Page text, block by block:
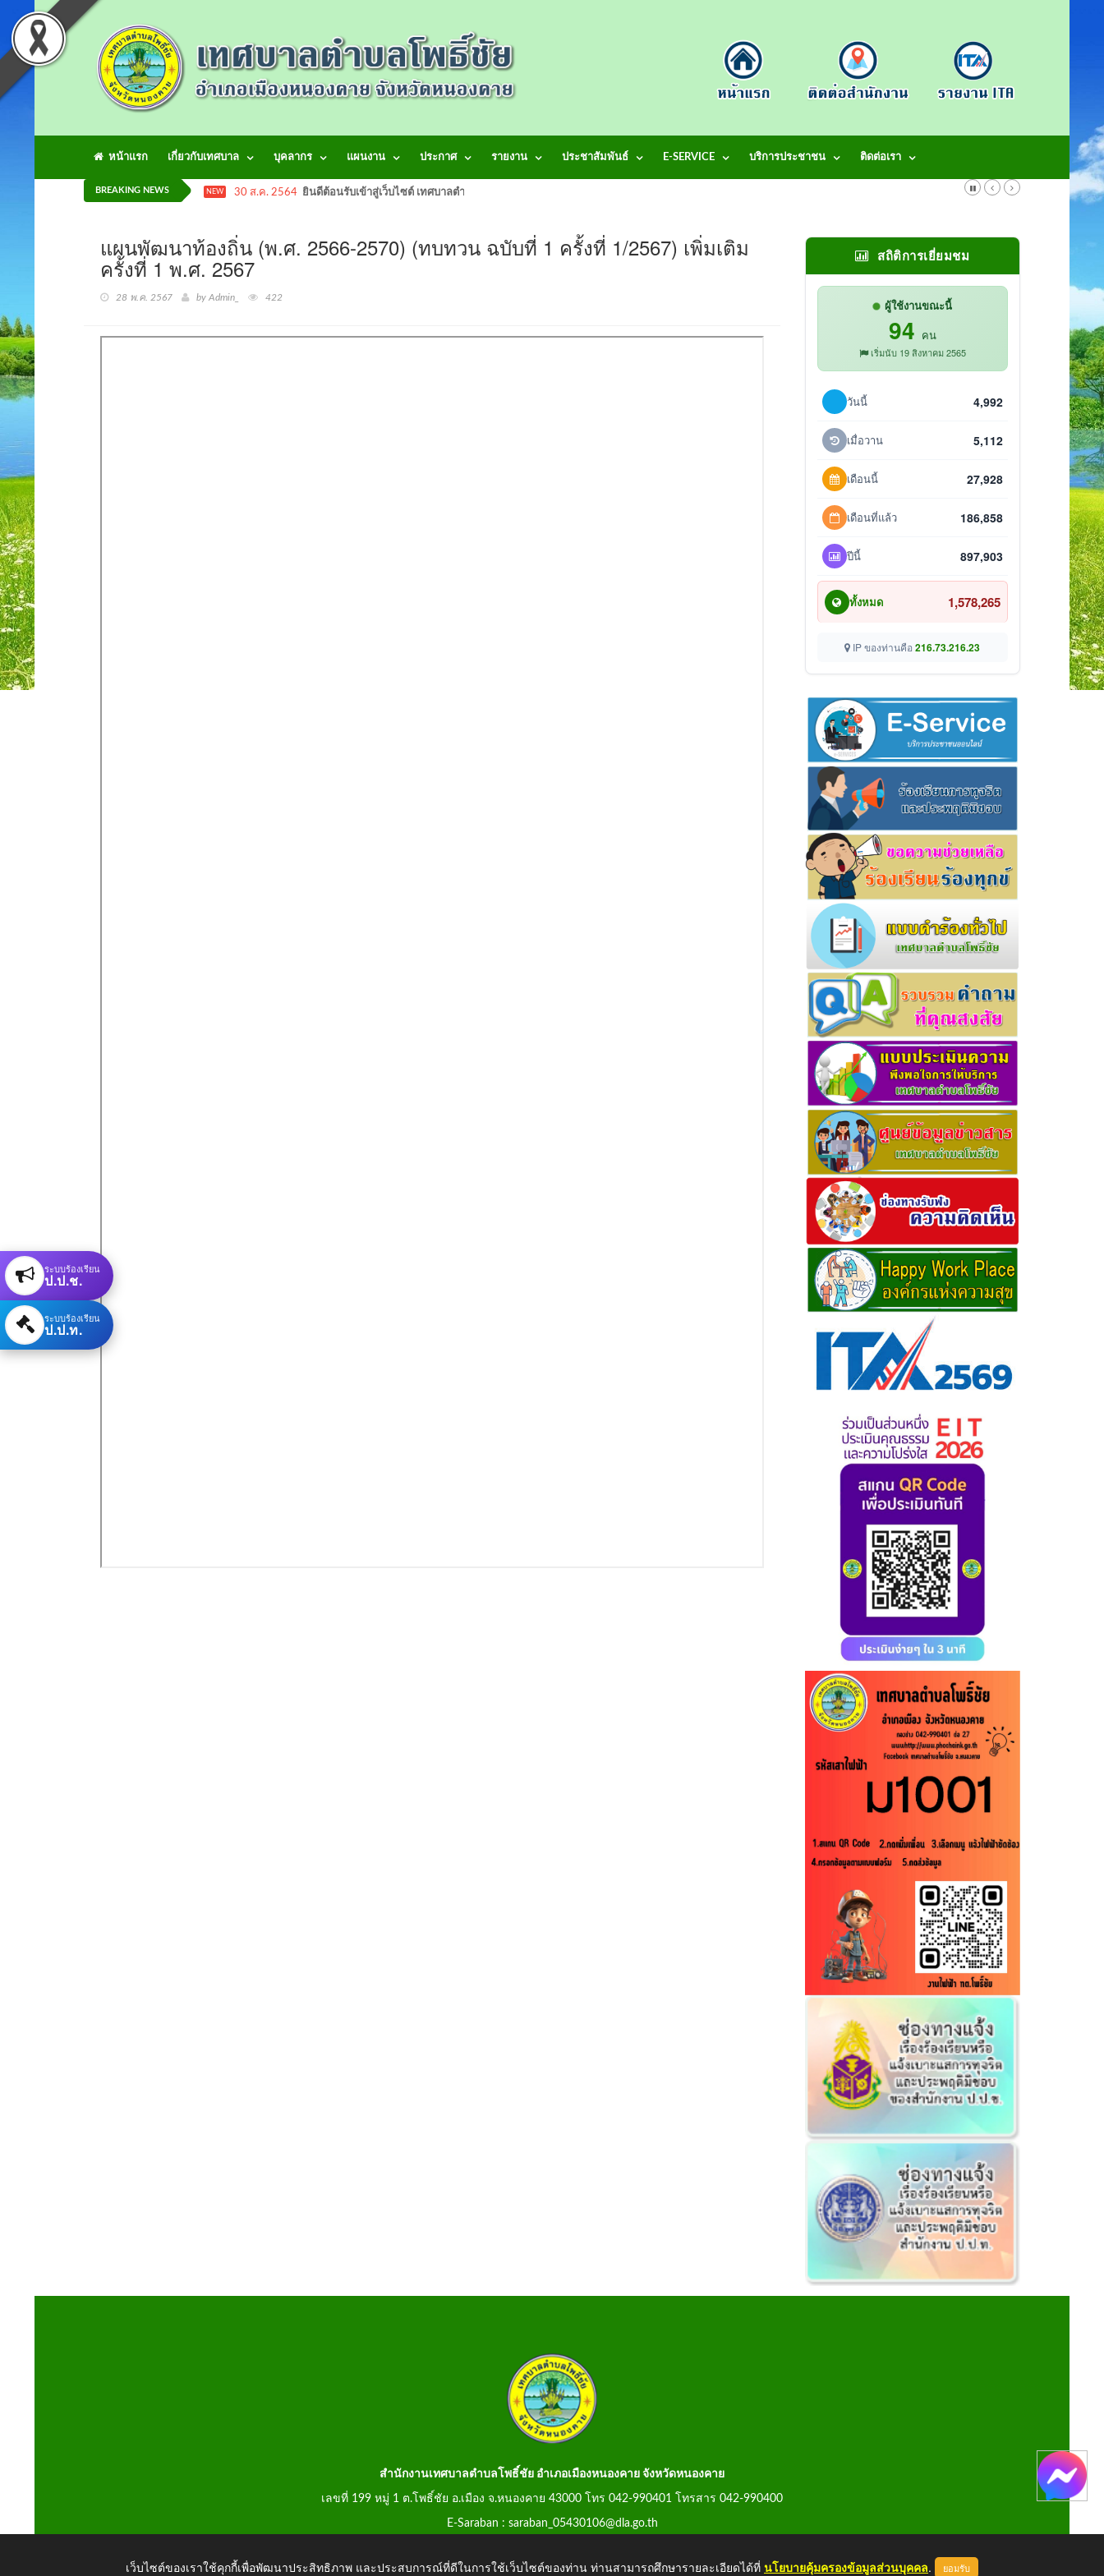
หน้าแรก เกี่ยวกับเทศบาล บุคลากร แผนงาน ประกาศ รายงาน ประชาสัมพันธ์ E-SERVICE บริการประชาชน ติดต่อเรา
BREAKING NEWS NEW 30 ส.ค. 2564 ยินดีต้อนรับเข้าสู่เว็บไซต์ เทศบาลตำบลโพธิ์ชัย
แผนพัฒนาท้องถิ่น (พ.ศ. 2566-2570) (ทบทวน ฉบับที่ 1 ครั้งที่ 1/2567) เพิ่มเติม
ครั้งที่ 1 พ.ศ. 2567
28 พ.ค. 2567 by Admin_ 422
สถิติการเยี่ยมชม
ผู้ใช้งานขณะนี้
94 คน
เริ่มนับ 19 สิงหาคม 2565
วันนี้ 4,992
เมื่อวาน 5,112
เดือนนี้ 27,928
เดือนที่แล้ว 186,858
ปีนี้ 897,903
ทั้งหมด 1,578,265
IP ของท่านคือ216.73.216.23
สำนักงานเทศบาลตำบลโพธิ์ชัย อำเภอเมืองหนองคาย จังหวัดหนองคาย
เลขที่ 199 หมู่ 1 ต.โพธิ์ชัย อ.เมือง จ.หนองคาย 43000 โทร 042-990401 โทรสาร 042-990400
E-Saraban : saraban_05430106@dla.go.th
ระบบร้องเรียน
ป.ป.ช.
ระบบร้องเรียน
ป.ป.ท.
เว็บไซต์ของเราใช้คุกกี้เพื่อพัฒนาประสิทธิภาพ และประสบการณ์ที่ดีในการใช้เว็บไซต์ของท่าน ท่านสามารถศึกษารายละเอียดได้ที่ นโยบายคุ้มครองข้อมูลส่วนบุคคล. ยอมรับ